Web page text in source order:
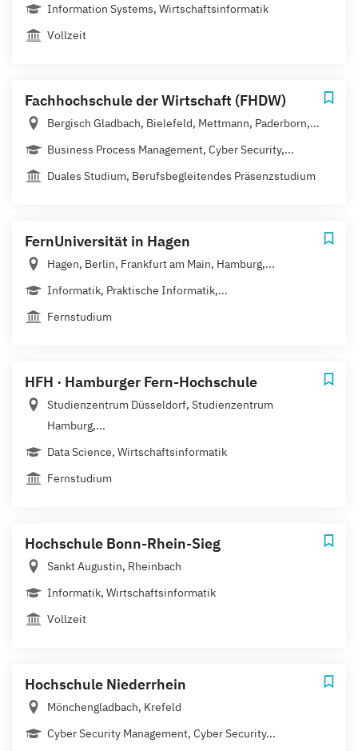
Information Systems, Wirtschaftsinformatik
Vollzeit
Fachhochschule der Wirtschaft (FHDW)
Bergisch Gladbach, Bielefeld, Mettmann, Paderborn,...
Business Process Management, Cyber Security,...
Duales Studium, Berufsbegleitendes Präsenzstudium
FernUniversität in Hagen
Hagen, Berlin, Frankfurt am Main, Hamburg,...
Informatik, Praktische Informatik,...
Fernstudium
HFH · Hamburger Fern-Hochschule
Studienzentrum Düsseldorf, Studienzentrum
Hamburg,...
Data Science, Wirtschaftsinformatik
Fernstudium
Hochschule Bonn-Rhein-Sieg
Sankt Augustin, Rheinbach
Informatik, Wirtschaftsinformatik
Vollzeit
Hochschule Niederrhein
Mönchengladbach, Krefeld
Cyber Security Management, Cyber Security...